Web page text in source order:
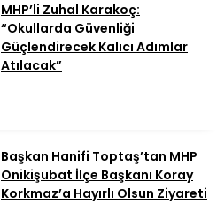
MHP’li Zuhal Karakoç:
“Okullarda Güvenliği
Güçlendirecek Kalıcı Adımlar
Atılacak”
Başkan Hanifi Toptaş’tan MHP
Onikişubat İlçe Başkanı Koray
Korkmaz’a Hayırlı Olsun Ziyareti